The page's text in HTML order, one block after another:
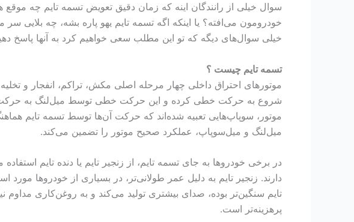
سوال خیلی از رانندگان اینه که زمان دقیق تعویض تسمه تایم چه موقع
خودرومون می‌افته؟ یا اینکه اگه تسمه تایم یهو پاره بشه، چه بلایی
خیلی سوال‌های دیگه که تو این مطلب سعی خواهیم کرد به آنها پاسخ
تسمه تایم چیست ؟
موتورهای احتراق داخلی چهار مرحله اصلی مکش، تراکم، انفجار و
شروع به حرکت خطی کرده و این حرکت خطی توسط میل‌لنگ به حرکت
موتور، سوپاپ‌هایی تعبیه شده‌اند که حرکت آن‌ها توسط تسمه تایم
میل‌لنگ و میل‌سوپاپ، عملکرد صحیح موتور را تضمین می‌کند.
در برخی خودروها به جای تسمه تایم، از زنجیر تایم یا دنده تایم
دارند. زنجیر تایم به دلیل عمر طولانی‌تر، در بسیاری از خودروها مورد
تایم سنگین‌تر بوده، صدای بیشتری تولید می‌کند و به روغن‌کاری مداوم
پرهزینه‌تر است.